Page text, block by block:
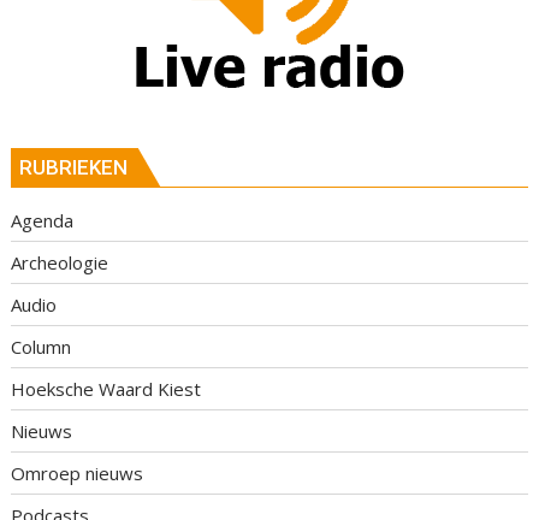
RUBRIEKEN
Agenda
Archeologie
Audio
Column
Hoeksche Waard Kiest
Nieuws
Omroep nieuws
Podcasts